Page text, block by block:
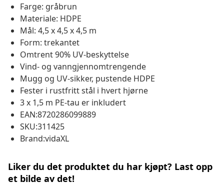
Farge: gråbrun
Materiale: HDPE
Mål: 4,5 x 4,5 x 4,5 m
Form: trekantet
Omtrent 90% UV-beskyttelse
Vind- og vanngjennomtrengende
Mugg og UV-sikker, pustende HDPE
Fester i rustfritt stål i hvert hjørne
3 x 1,5 m PE-tau er inkludert
EAN:8720286099889
SKU:311425
Brand:vidaXL
Liker du det produktet du har kjøpt? Last opp
et bilde av det!